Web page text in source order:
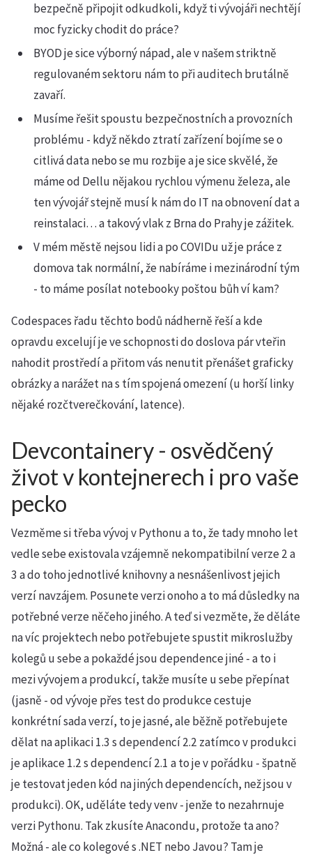
bezpečně připojit odkudkoli, když ti vývojáři nechtějí
moc fyzicky chodit do práce?
BYOD je sice výborný nápad, ale v našem striktně
regulovaném sektoru nám to při auditech brutálně
zavaří.
Musíme řešit spoustu bezpečnostních a provozních
problému - když někdo ztratí zařízení bojíme se o
citlivá data nebo se mu rozbije a je sice skvělé, že
máme od Dellu nějakou rychlou výmenu železa, ale
ten vývojář stejně musí k nám do IT na obnovení dat a
reinstalaci… a takový vlak z Brna do Prahy je zážitek.
V mém městě nejsou lidi a po COVIDu už je práce z
domova tak normální, že nabíráme i mezinárodní tým
- to máme posílat notebooky poštou bůh ví kam?
Codespaces řadu těchto bodů nádherně řeší a kde
opravdu excelují je ve schopnosti do doslova pár vteřin
nahodit prostředí a přitom vás nenutit přenášet graficky
obrázky a narážet na s tím spojená omezení (u horší linky
nějaké rozčtverečkování, latence).
Devcontainery - osvědčený
život v kontejnerech i pro vaše
pecko
Vezměme si třeba vývoj v Pythonu a to, že tady mnoho let
vedle sebe existovala vzájemně nekompatibilní verze 2 a
3 a do toho jednotlivé knihovny a nesnášenlivost jejich
verzí navzájem. Posunete verzi onoho a to má důsledky na
potřebné verze něčeho jiného. A teď si vezměte, že děláte
na víc projektech nebo potřebujete spustit mikroslužby
kolegů u sebe a pokaždé jsou dependence jiné - a to i
mezi vývojem a produkcí, takže musíte u sebe přepínat
(jasně - od vývoje přes test do produkce cestuje
konkrétní sada verzí, to je jasné, ale běžně potřebujete
dělat na aplikaci 1.3 s dependencí 2.2 zatímco v produkci
je aplikace 1.2 s dependencí 2.1 a to je v pořádku - špatně
je testovat jeden kód na jiných dependencích, než jsou v
produkci). OK, uděláte tedy venv - jenže to nezahrnuje
verzi Pythonu. Tak zkusíte Anacondu, protože ta ano?
Možná - ale co kolegové s .NET nebo Javou? Tam je